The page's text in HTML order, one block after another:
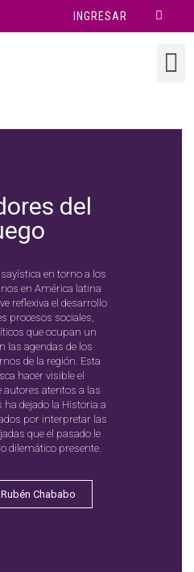
INGRESAR
del
en torno a los
en América latina
reflexiva el desarrollo
procesos sociales,
que ocupan un
las agendas de los
de la región. Esta
hacer visible el
autores atentos a las
ha dejado la Historia a
por interpretar las
que el pasado le
dilemático presente.
Chababo